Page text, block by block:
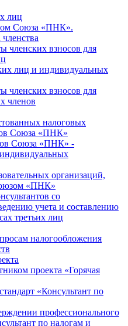
лиц
Союза «ПНК».
членских взносов для
лиц и индивидуальных
членских взносов для
членов
налоговых
Союза «ПНК»
Союза «ПНК» -
организаций,
«ПНК»
со
учета и составлению
третьих лиц
налогообложения
проекта «Горячая
«Консультант по
профессионального
по налогам и